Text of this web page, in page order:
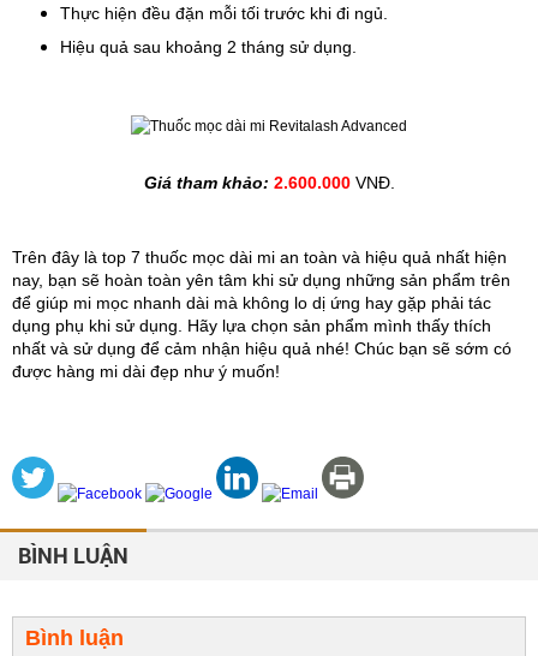
Thực hiện đều đặn mỗi tối trước khi đi ngủ.
Hiệu quả sau khoảng 2 tháng sử dụng.
Giá tham khảo: 2.600.000 VNĐ.
Trên đây là top 7 thuốc mọc dài mi an toàn và hiệu quả nhất hiện
nay, bạn sẽ hoàn toàn yên tâm khi sử dụng những sản phẩm trên
để giúp mi mọc nhanh dài mà không lo dị ứng hay gặp phải tác
dụng phụ khi sử dụng. Hãy lựa chọn sản phẩm mình thấy thích
nhất và sử dụng để cảm nhận hiệu quả nhé! Chúc bạn sẽ sớm có
được hàng mi dài đẹp như ý muốn!
BÌNH LUẬN
Bình luận